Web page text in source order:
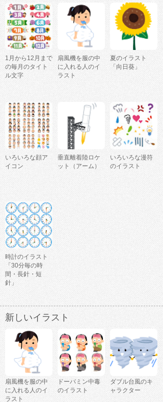
1月から12月まで
の毎月のタイト
ル文字
扇風機を服の中
に入れる人のイ
ラスト
夏のイラスト
「向日葵」
いろいろな顔ア
イコン
垂直離着陸ロケ
ット（アーム）
いろいろな漫符
のイラスト
時計のイラスト
「30分毎の時
間・長針・短
針」
新しいイラスト
扇風機を服の中
に入れる人のイ
ラスト
ドーパミン中毒
のイラスト
ダブル台風のキ
ャラクター